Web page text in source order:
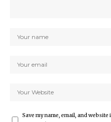
Save my name, email, and